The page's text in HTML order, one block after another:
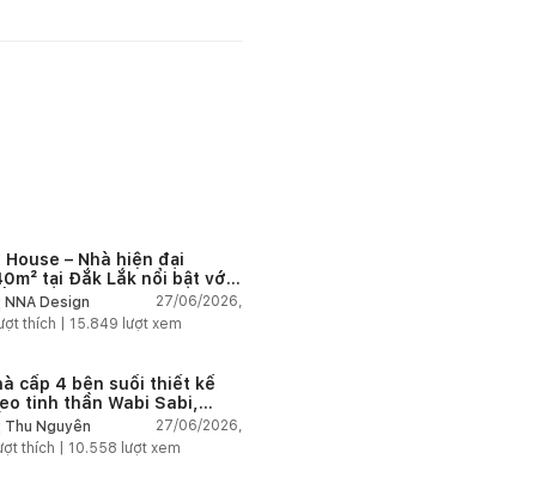
House – Nhà hiện đại
tại Đắk Lắk nổi bật với
trúc mở và hệ sân vườn
nối thiên nhiên
NNA Design
27/06/2026,
thích | 15.849 lượt xem
cấp 4 bên suối thiết kế
tinh thần Wabi Sabi,
chậm giữa thiên nhiên
Thu Nguyễn
27/06/2026,
thích | 10.558 lượt xem